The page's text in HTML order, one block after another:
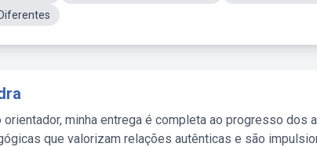
orientador, minha entrega é completa ao progresso dos
que valorizam relações autênticas e são